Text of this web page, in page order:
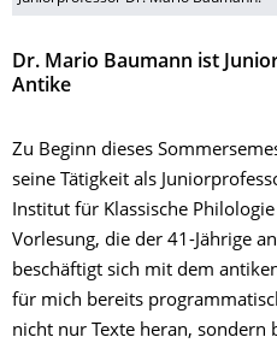
Dr. Mario Baumann ist
Antike
Zu Beginn dieses
seine Tätigkeit als
Institut für Klassische
Vorlesung, die der 41-Jährige
beschäftigt sich mit dem
für mich bereits
nicht nur Texte heran, sondern